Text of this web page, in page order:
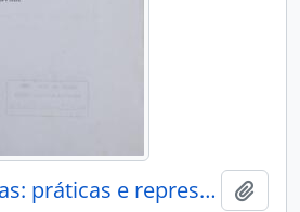
Sagas sertanistas: práticas e representaçoes do campo indigenista no século XX